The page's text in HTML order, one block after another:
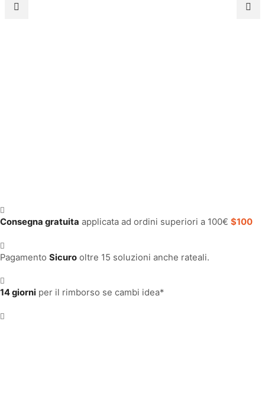
Consegna gratuita applicata ad ordini superiori a 100€ $100
Pagamento Sicuro oltre 15 soluzioni anche rateali.
14 giorni per il rimborso se cambi idea*